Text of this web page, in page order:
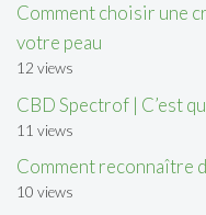
Comment choisir une
votre peau
12 views
CBD Spectrof | C’est
11 views
Comment reconnaître
10 views